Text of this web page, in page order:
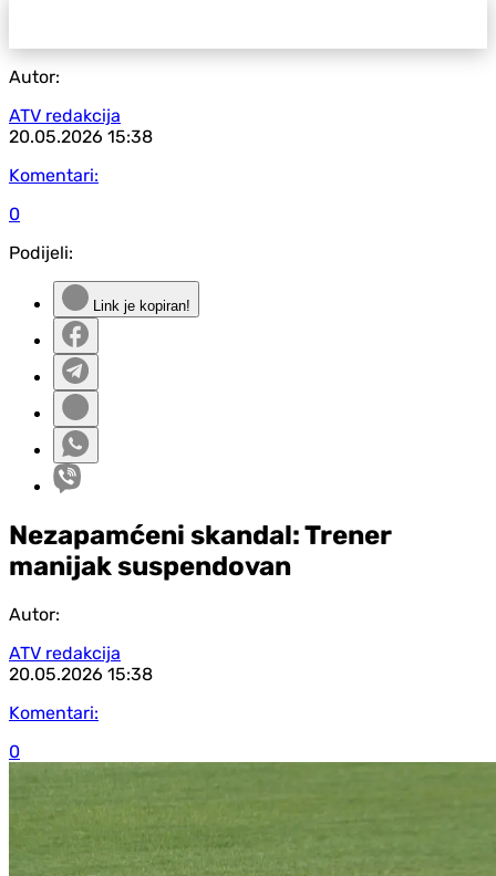
Autor:
ATV redakcija
20.05.2026 15:38
Komentari:
0
Podijeli:
Link je kopiran!
Nezapamćeni skandal: Trener
manijak suspendovan
Autor:
ATV redakcija
20.05.2026 15:38
Komentari:
0